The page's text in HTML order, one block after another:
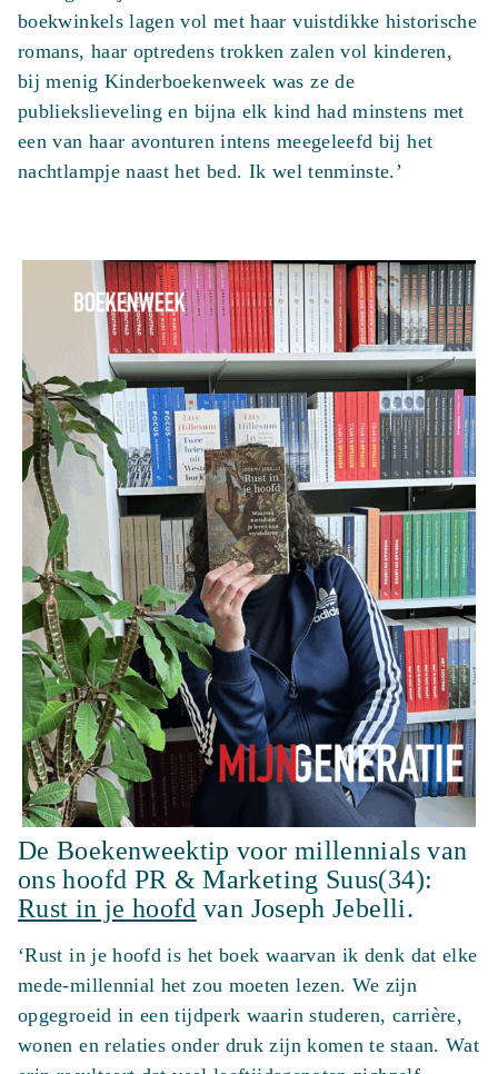
boekwinkels lagen vol met haar vuistdikke historische
romans, haar optredens trokken zalen vol kinderen,
bij menig Kinderboekenweek was ze de
publiekslieveling en bijna elk kind had minstens met
een van haar avonturen intens meegeleefd bij het
nachtlampje naast het bed. Ik wel tenminste.’
De Boekenweektip voor millennials van
ons hoofd PR & Marketing Suus(34):
Rust in je hoofd van Joseph Jebelli.
‘Rust in je hoofd is het boek waarvan ik denk dat elke
mede-millennial het zou moeten lezen. We zijn
opgegroeid in een tijdperk waarin studeren, carrière,
wonen en relaties onder druk zijn komen te staan. Wat